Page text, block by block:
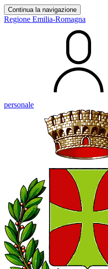
Continua la navigazione
Regione Emilia-Romagna
personale